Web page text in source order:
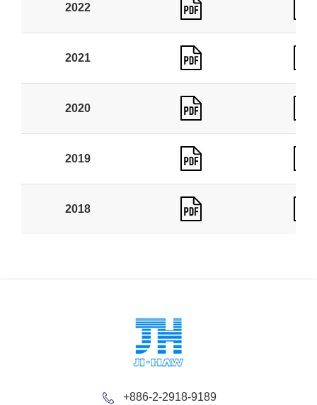
2022
2021
2020
2019
2018
+886-2-2918-9189